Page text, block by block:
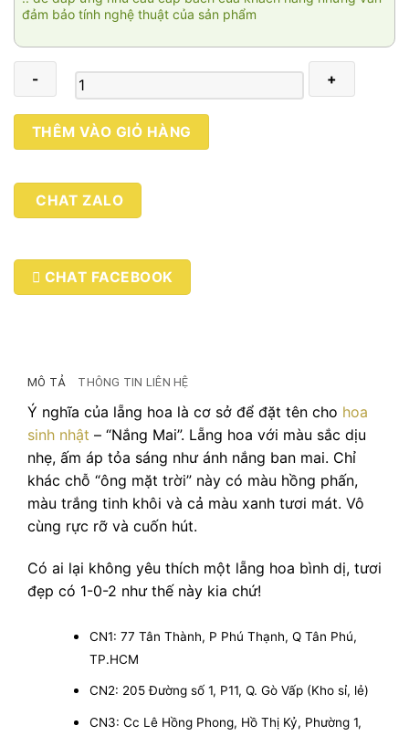
đảm bảo tính nghệ thuật của sản phẩm
Nắng
mai
số
lượng
THÊM VÀO GIỎ HÀNG
CHAT ZALO
CHAT FACEBOOK
MÔ TẢ THÔNG TIN LIÊN HỆ
Ý nghĩa của lẵng hoa là cơ sở để đặt tên cho hoa
sinh nhật – “Nắng Mai”. Lẵng hoa với màu sắc dịu
nhẹ, ấm áp tỏa sáng như ánh nắng ban mai. Chỉ
khác chỗ “ông mặt trời” này có màu hồng phấn,
màu trắng tinh khôi và cả màu xanh tươi mát. Vô
cùng rực rỡ và cuốn hút.
Có ai lại không yêu thích một lẵng hoa bình dị, tươi
đẹp có 1-0-2 như thế này kia chứ!
CN1: 77 Tân Thành, P Phú Thạnh, Q Tân Phú,
TP.HCM
CN2: 205 Đường số 1, P11, Q. Gò Vấp (Kho sỉ, lẻ)
CN3: Cc Lê Hồng Phong, Hồ Thị Kỷ, Phường 1,